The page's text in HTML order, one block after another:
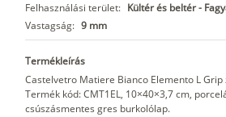
Felhasználási terület: Kültér és beltér -
Vastagság: 9 mm
Termékleírás
Castelvetro Matiere Bianco Elemento L Grip
Termék kód: CMT1EL, 10×40×3,7 cm,
csúszásmentes gres burkolólap.